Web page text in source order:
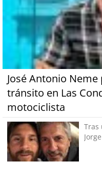
José Antonio
tránsito en Las
motociclista
Tras